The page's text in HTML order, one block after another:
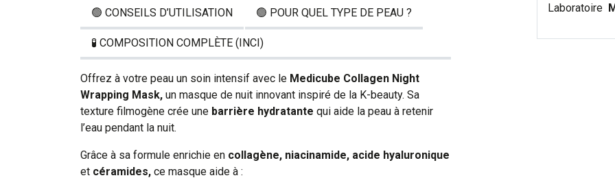
🟢 CONSEILS D’UTILISATION 🟢 POUR QUEL TYPE DE PEAU ?
🧪 COMPOSITION COMPLÈTE (INCI)
Offrez à votre peau un soin intensif avec le Medicube Collagen Night
Wrapping Mask, un masque de nuit innovant inspiré de la K-beauty. Sa
texture filmogène crée une barrière hydratante qui aide la peau à retenir
l’eau pendant la nuit.
Grâce à sa formule enrichie en collagène, niacinamide, acide hyaluronique
et céramides, ce masque aide à :
Laboratoire